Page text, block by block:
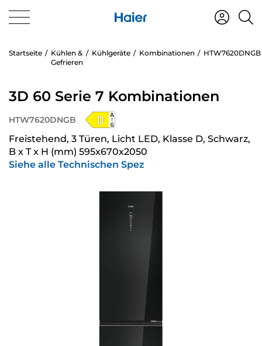
Startseite
Kühlen &
Gefrieren
Kühlgeräte Kombinationen HTW7620DNGB
3D 60 Serie 7 Kombinationen
HTW7620DNGB
Freistehend, 3 Türen, Licht LED, Klasse D, Schwarz,
B x T x H (mm) 595x670x2050
Siehe alle Technischen Spez